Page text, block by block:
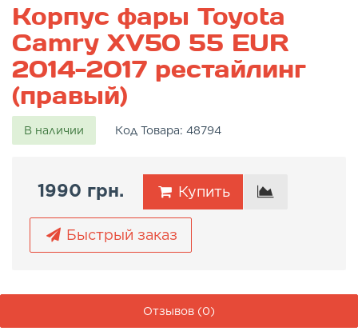
Корпус фары Toyota
Camry XV50 55 EUR
2014-2017 рестайлинг
(правый)
В наличии Код Товара: 48794
1990 грн. Купить
Быстрый заказ
Отзывов (0)